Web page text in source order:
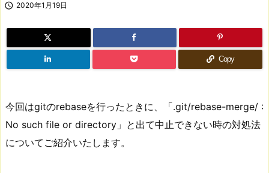
 2020年1月19日
Copy
今回はgitのrebaseを行ったときに、「.git/rebase-merge/ :
No such file or directory」と出て中止できない時の対処法
についてご紹介いたします。